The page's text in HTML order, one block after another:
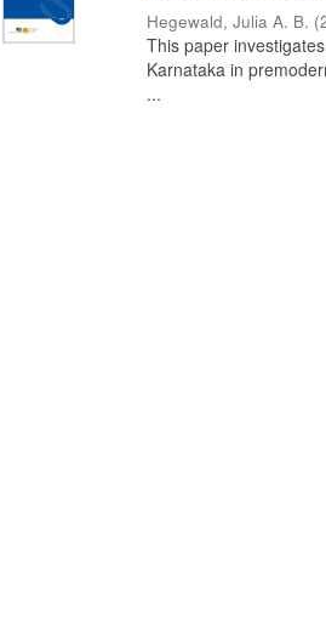
Hegewald, Julia A. B. (
This paper
Karnataka in
...